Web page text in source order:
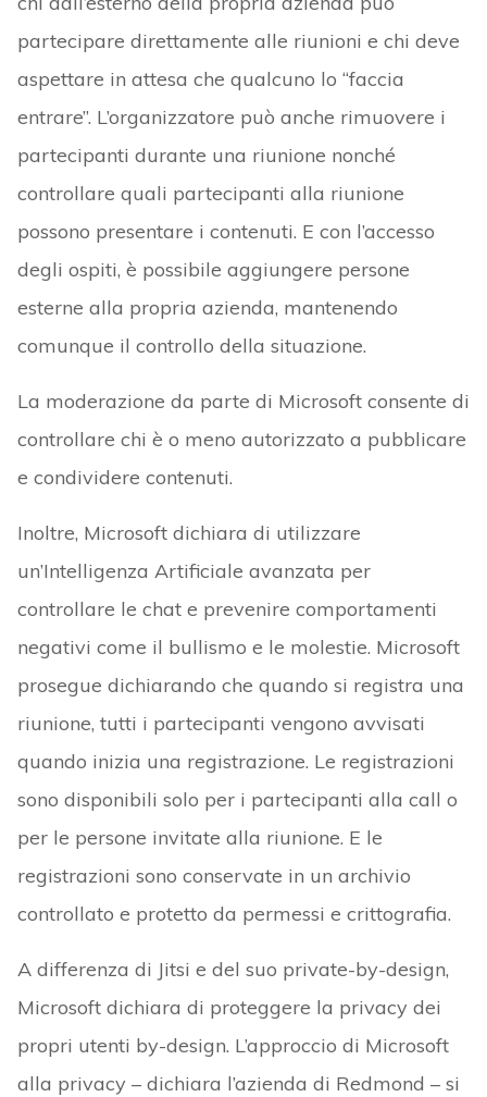
partecipare direttamente alle riunioni e chi deve
aspettare in attesa che qualcuno lo “faccia
entrare”. L’organizzatore può anche rimuovere i
partecipanti durante una riunione nonché
controllare quali partecipanti alla riunione
possono presentare i contenuti. E con l’accesso
degli ospiti, è possibile aggiungere persone
esterne alla propria azienda, mantenendo
comunque il controllo della situazione.
La moderazione da parte di Microsoft consente di
controllare chi è o meno autorizzato a pubblicare
e condividere contenuti.
Inoltre, Microsoft dichiara di utilizzare
un’Intelligenza Artificiale avanzata per
controllare le chat e prevenire comportamenti
negativi come il bullismo e le molestie. Microsoft
prosegue dichiarando che quando si registra una
riunione, tutti i partecipanti vengono avvisati
quando inizia una registrazione. Le registrazioni
sono disponibili solo per i partecipanti alla call o
per le persone invitate alla riunione. E le
registrazioni sono conservate in un archivio
controllato e protetto da permessi e crittografia.
A differenza di Jitsi e del suo private-by-design,
Microsoft dichiara di proteggere la privacy dei
propri utenti by-design. L’approccio di Microsoft
alla privacy – dichiara l’azienda di Redmond – si